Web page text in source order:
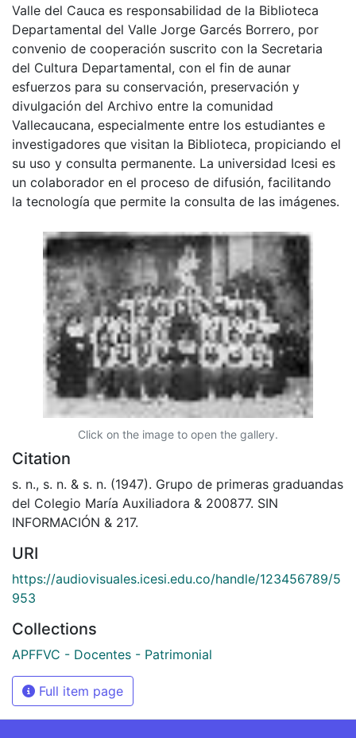
Valle del Cauca es responsabilidad de la Biblioteca
Departamental del Valle Jorge Garcés Borrero, por
convenio de cooperación suscrito con la Secretaria
del Cultura Departamental, con el fin de aunar
esfuerzos para su conservación, preservación y
divulgación del Archivo entre la comunidad
Vallecaucana, especialmente entre los estudiantes e
investigadores que visitan la Biblioteca, propiciando el
su uso y consulta permanente. La universidad Icesi es
un colaborador en el proceso de difusión, facilitando
la tecnología que permite la consulta de las imágenes.
Click on the image to open the gallery.
Citation
s. n., s. n. & s. n. (1947). Grupo de primeras graduandas
del Colegio María Auxiliadora & 200877. SIN
INFORMACIÓN & 217.
URI
https://audiovisuales.icesi.edu.co/handle/123456789/5
953
Collections
APFFVC - Docentes - Patrimonial
Full item page